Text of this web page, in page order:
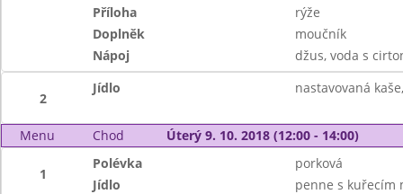
Příloha
rýže
Doplněk
moučník
Nápoj
džus, voda s
2
Jídlo nastavovaná
Menu Chod Úterý 9. 10. 2018 (12:00 - 14:00)
1
Polévka
porková
Jídlo
penne s kuřecím